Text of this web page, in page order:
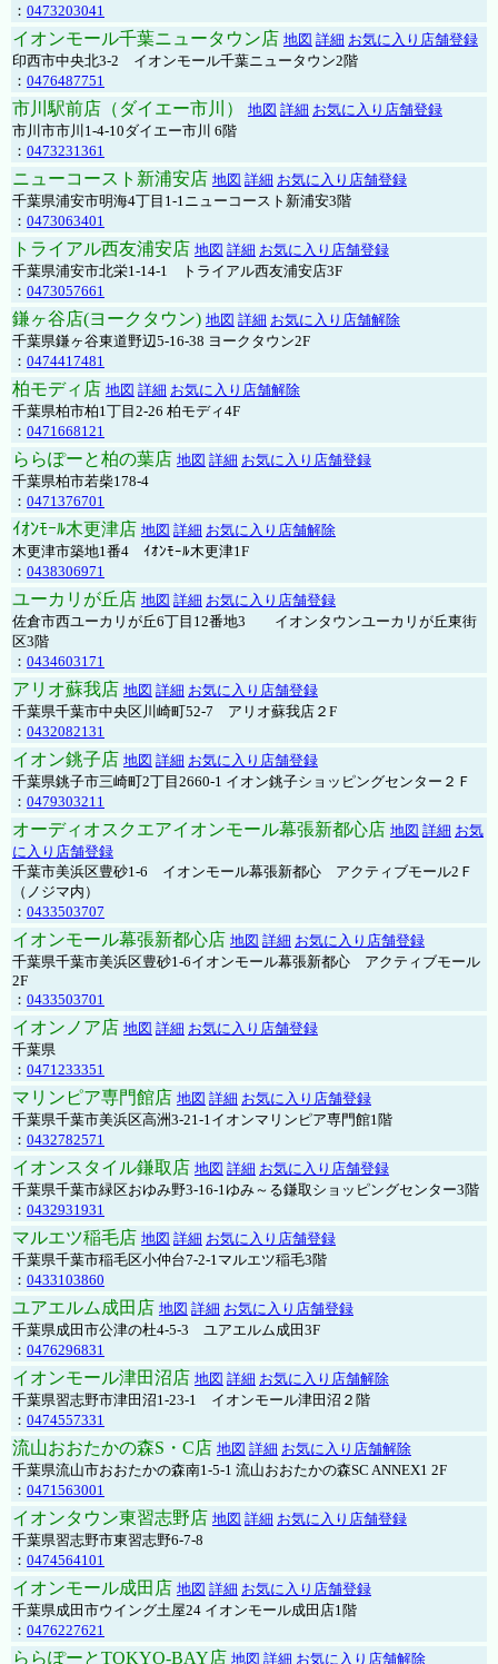
： 0473203041
イオンモール千葉ニュータウン店 地図 詳細 お気に入り店舗登録
印西市中央北3-2 イオンモール千葉ニュータウン2階
： 0476487751
市川駅前店（ダイエー市川） 地図 詳細 お気に入り店舗登録
市川市市川1-4-10ダイエー市川 6階
： 0473231361
ニューコースト新浦安店 地図 詳細 お気に入り店舗登録
千葉県浦安市明海4丁目1-1ニューコースト新浦安3階
： 0473063401
トライアル西友浦安店 地図 詳細 お気に入り店舗登録
千葉県浦安市北栄1-14-1 トライアル西友浦安店3F
： 0473057661
鎌ヶ谷店(ヨークタウン) 地図 詳細 お気に入り店舗解除
千葉県鎌ヶ谷東道野辺5-16-38 ヨークタウン2F
： 0474417481
柏モディ店 地図 詳細 お気に入り店舗解除
千葉県柏市柏1丁目2-26 柏モディ4F
： 0471668121
ららぽーと柏の葉店 地図 詳細 お気に入り店舗登録
千葉県柏市若柴178-4
： 0471376701
ｲｵﾝﾓｰﾙ木更津店 地図 詳細 お気に入り店舗解除
木更津市築地1番4 ｲｵﾝﾓｰﾙ木更津1F
： 0438306971
ユーカリが丘店 地図 詳細 お気に入り店舗登録
佐倉市西ユーカリが丘6丁目12番地3 イオンタウンユーカリが丘東街
区3階
： 0434603171
アリオ蘇我店 地図 詳細 お気に入り店舗登録
千葉県千葉市中央区川崎町52-7 アリオ蘇我店２F
： 0432082131
イオン銚子店 地図 詳細 お気に入り店舗登録
千葉県銚子市三崎町2丁目2660-1 イオン銚子ショッピングセンター２Ｆ
： 0479303211
オーディオスクエアイオンモール幕張新都心店 地図 詳細 お気
に入り店舗登録
千葉市美浜区豊砂1-6 イオンモール幕張新都心 アクティブモール2Ｆ
（ノジマ内）
： 0433503707
イオンモール幕張新都心店 地図 詳細 お気に入り店舗登録
千葉県千葉市美浜区豊砂1-6イオンモール幕張新都心 アクティブモール
2F
： 0433503701
イオンノア店 地図 詳細 お気に入り店舗登録
千葉県
： 0471233351
マリンピア専門館店 地図 詳細 お気に入り店舗登録
千葉県千葉市美浜区高洲3-21-1イオンマリンピア専門館1階
： 0432782571
イオンスタイル鎌取店 地図 詳細 お気に入り店舗登録
千葉県千葉市緑区おゆみ野3-16-1ゆみ～る鎌取ショッピングセンター3階
： 0432931931
マルエツ稲毛店 地図 詳細 お気に入り店舗登録
千葉県千葉市稲毛区小仲台7-2-1マルエツ稲毛3階
： 0433103860
ユアエルム成田店 地図 詳細 お気に入り店舗登録
千葉県成田市公津の杜4-5-3 ユアエルム成田3F
： 0476296831
イオンモール津田沼店 地図 詳細 お気に入り店舗解除
千葉県習志野市津田沼1-23-1 イオンモール津田沼２階
： 0474557331
流山おおたかの森S・C店 地図 詳細 お気に入り店舗解除
千葉県流山市おおたかの森南1-5-1 流山おおたかの森SC ANNEX1 2F
： 0471563001
イオンタウン東習志野店 地図 詳細 お気に入り店舗登録
千葉県習志野市東習志野6-7-8
： 0474564101
イオンモール成田店 地図 詳細 お気に入り店舗登録
千葉県成田市ウイング土屋24 イオンモール成田店1階
： 0476227621
ららぽーとTOKYO-BAY店 地図 詳細 お気に入り店舗解除